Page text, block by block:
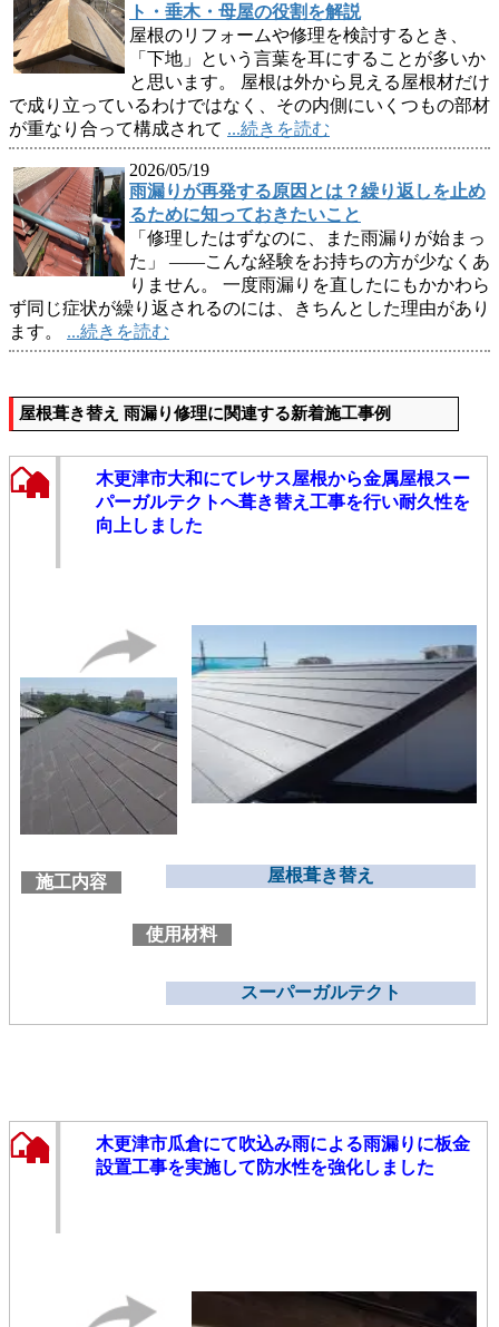
ト・垂木・母屋の役割を解説
屋根のリフォームや修理を検討するとき、
「下地」という言葉を耳にすることが多いか
と思います。 屋根は外から見える屋根材だけ
で成り立っているわけではなく、その内側にいくつもの部材
が重なり合って構成されて ...続きを読む
2026/05/19
雨漏りが再発する原因とは？繰り返しを止め
るために知っておきたいこと
「修理したはずなのに、また雨漏りが始まっ
た」 ——こんな経験をお持ちの方が少なくあ
りません。 一度雨漏りを直したにもかかわら
ず同じ症状が繰り返されるのには、きちんとした理由があり
ます。 ...続きを読む
屋根葺き替え 雨漏り修理に関連する新着施工事例
木更津市大和にてレサス屋根から金属屋根スー
パーガルテクトへ葺き替え工事を行い耐久性を
向上しました
施工内容 屋根葺き替え
使用材料
スーパーガルテクト
木更津市瓜倉にて吹込み雨による雨漏りに板金
設置工事を実施して防水性を強化しました